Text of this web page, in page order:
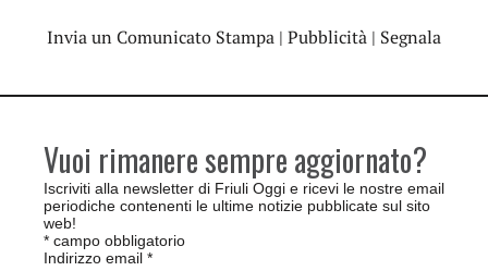
Invia un Comunicato Stampa | Pubblicità | Segnala
Vuoi rimanere sempre aggiornato?
Iscriviti alla newsletter di Friuli Oggi e ricevi le nostre email
periodiche contenenti le ultime notizie pubblicate sul sito
web!
* campo obbligatorio
Indirizzo email *